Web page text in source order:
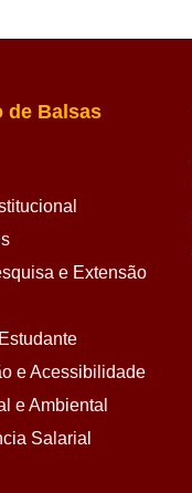
de Balsas
e Extensão
e Acessibilidade
e Ambiental
Salarial